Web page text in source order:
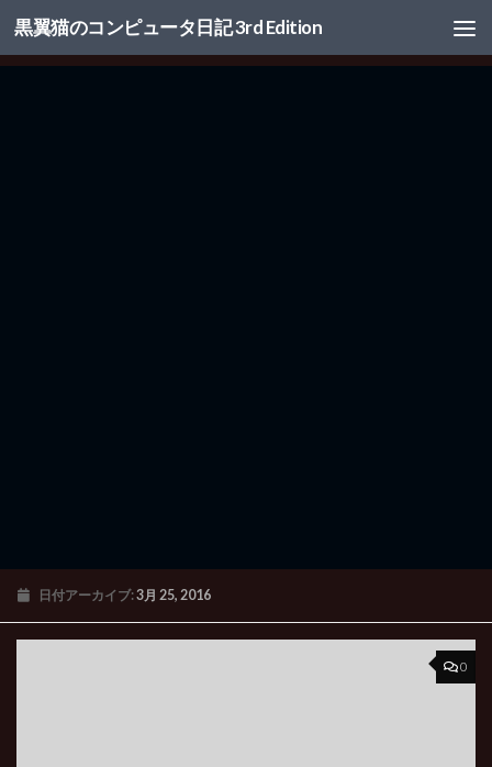
コンテンツへスキップ
黒翼猫のコンピュータ日記 3rd Edition
日付アーカイブ:3月 25, 2016
0